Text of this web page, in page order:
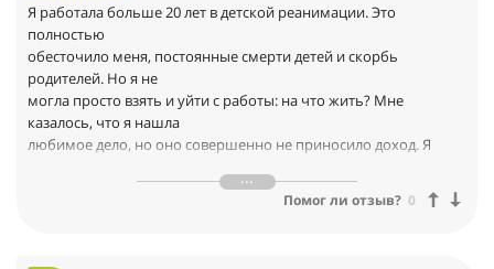
проблемы. Лицо стало чистым, кожа ровной и красивой. Я как
будто бы
заново родилась, я сама медик по профессии и для меня
необычно
восстановить свое здоровье без лекарств.
Я работала больше 20 лет в детской реанимации. Это
полностью
обесточило меня, постоянные смерти детей и скорбь
родителей. Но я не
могла просто взять и уйти с работы: на что жить? Мне
казалось, что я нашла
любимое дело, но оно совершенно не приносило доход. Я
внутри меня есть неэффективные убеждения, которые
Помог ли отзыв? 0